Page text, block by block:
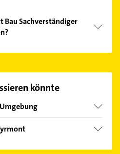
Bau Sachverständiger
alleKontaktdaten
könnte